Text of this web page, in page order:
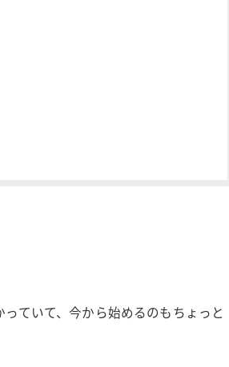
ていて、今から始めるのもちょっと